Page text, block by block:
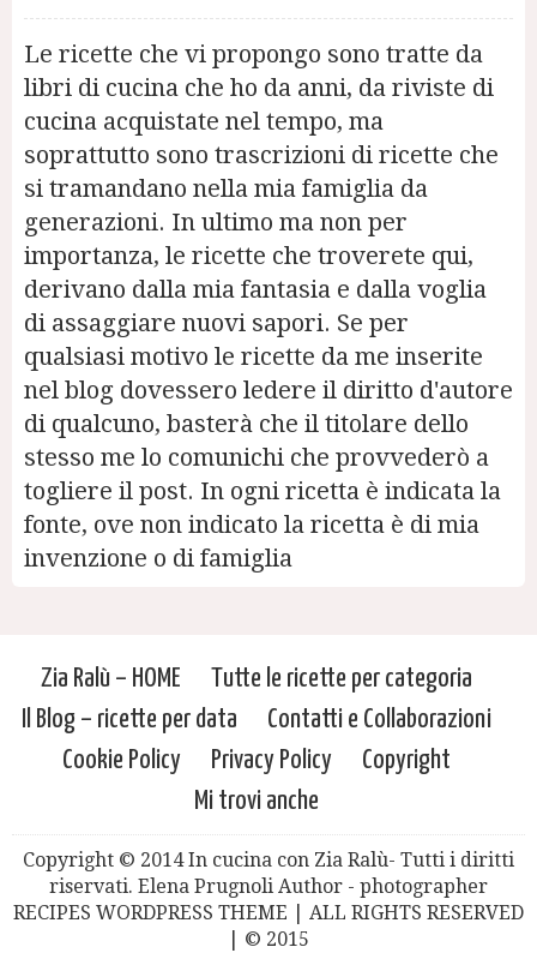
Le ricette che vi propongo sono tratte da
libri di cucina che ho da anni, da riviste di
cucina acquistate nel tempo, ma
soprattutto sono trascrizioni di ricette che
si tramandano nella mia famiglia da
generazioni. In ultimo ma non per
importanza, le ricette che troverete qui,
derivano dalla mia fantasia e dalla voglia
di assaggiare nuovi sapori. Se per
qualsiasi motivo le ricette da me inserite
nel blog dovessero ledere il diritto d'autore
di qualcuno, basterà che il titolare dello
stesso me lo comunichi che provvederò a
togliere il post. In ogni ricetta è indicata la
fonte, ove non indicato la ricetta è di mia
invenzione o di famiglia
Zia Ralù – HOME
Tutte le ricette per categoria
Il Blog – ricette per data
Contatti e Collaborazioni
Cookie Policy
Privacy Policy
Copyright
Mi trovi anche
Copyright © 2014 In cucina con Zia Ralù- Tutti i diritti
riservati. Elena Prugnoli Author - photographer
RECIPES WORDPRESS THEME | ALL RIGHTS RESERVED
| © 2015